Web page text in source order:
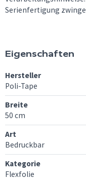
Serienfertigung
Eigenschaften
Hersteller
Poli-Tape
Breite
50 cm
Art
Bedruckbar
Kategorie
Flexfolie